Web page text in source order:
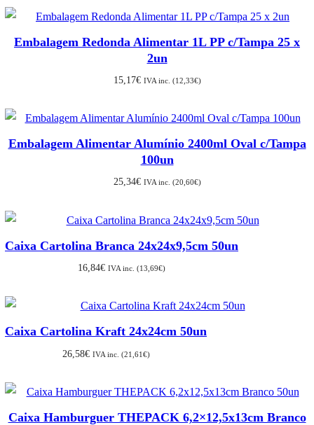
Embalagem Redonda Alimentar 1L PP c/Tampa 25 x
2un
15,17€ IVA inc. (12,33€)
Embalagem Alimentar Alumínio 2400ml Oval c/Tampa
100un
25,34€ IVA inc. (20,60€)
Caixa Cartolina Branca 24x24x9,5cm 50un
16,84€ IVA inc. (13,69€)
Caixa Cartolina Kraft 24x24cm 50un
26,58€ IVA inc. (21,61€)
Caixa Hamburguer THEPACK 6,2×12,5x13cm Branco